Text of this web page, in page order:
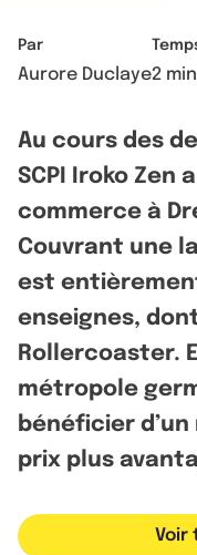
Par
Aurore Duclaye2 min
Au cours des
SCPI Iroko Zen
commerce à
Couvrant une
est
enseignes,
Rollercoaster.
métropole
bénéficier
prix plus
Voir